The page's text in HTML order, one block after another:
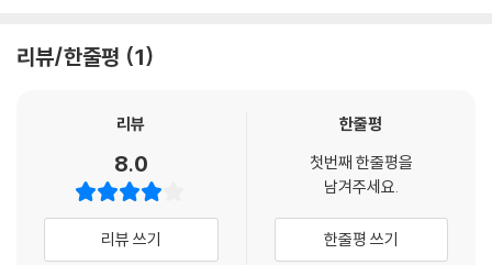
네덜란드, 프랑스, 영국 등 유럽의 여러 나라가 이 사업에 달려들었다. (후
리뷰/한줄평 1
리뷰
8.0
리뷰 쓰기
한줄평
첫번째 한줄평을
남겨주세요.
한줄평 쓰기